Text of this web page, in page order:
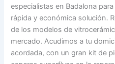
especialistas en Badalona
rápida y económica solución.
de los modelos de
mercado. Acudimos a tu
acordada, con un gran kit de